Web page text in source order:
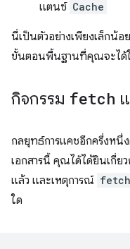
แตนซ์ Cache
นี่เป็นตัวอย่างเพียงเล็กน้
ขั้นตอนพื้นฐานที่คุณจะได้
กิจกรรม fetch
กลยุทธ์การแคชอีกครึ่งหนึ่
เอกสารนี้ คุณได้ได้ยินเกี่ย
แล้ว และเหตุการณ์ fetch
ใด